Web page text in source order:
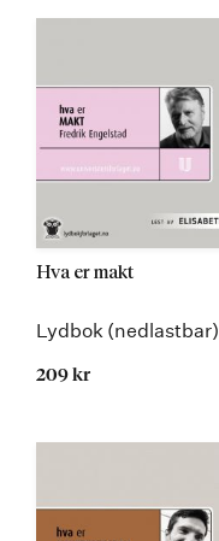
Hva er makt
Lydbok (nedlastbar)
209 kr